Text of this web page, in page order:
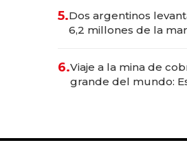
para convertirse en
transformadoras
5.Dos argentinos
6,2 millones de la
6.Viaje a la mina de
grande del mundo: